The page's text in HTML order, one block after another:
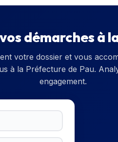
démarches à
votre dossier et vous
à la Préfecture de Pau.
engagement.